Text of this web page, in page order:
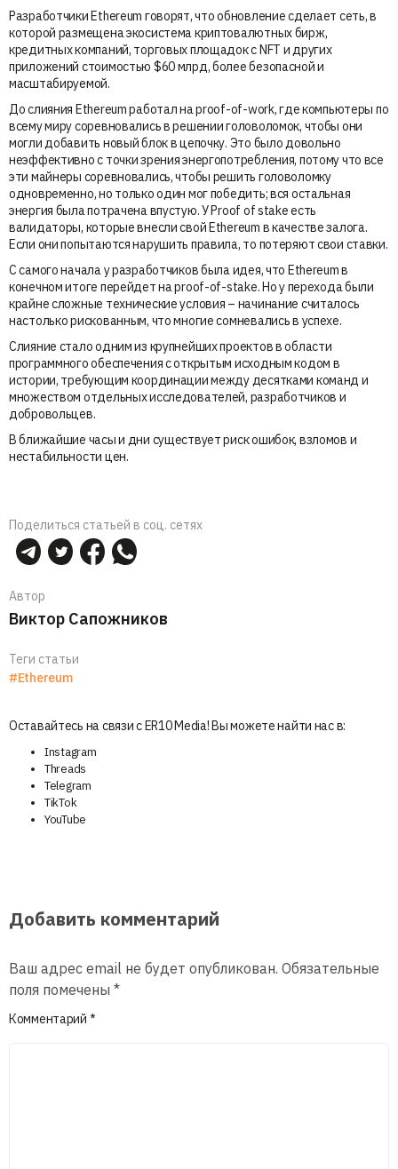
Разработчики Ethereum говорят, что обновление сделает сеть, в
которой размещена экосистема криптовалютных бирж,
кредитных компаний, торговых площадок с NFT и других
приложений стоимостью $60 млрд, более безопасной и
масштабируемой.
До слияния Ethereum работал на proof-of-work, где компьютеры по
всему миру соревновались в решении головоломок, чтобы они
могли добавить новый блок в цепочку. Это было довольно
неэффективно с точки зрения энергопотребления, потому что все
эти майнеры соревновались, чтобы решить головоломку
одновременно, но только один мог победить; вся остальная
энергия была потрачена впустую. У Proof of stake есть
валидаторы, которые внесли свой Ethereum в качестве залога.
Если они попытаются нарушить правила, то потеряют свои ставки.
С самого начала у разработчиков была идея, что Ethereum в
конечном итоге перейдет на proof-of-stake. Но у перехода были
крайне сложные технические условия – начинание считалось
настолько рискованным, что многие сомневались в успехе.
Слияние стало одним из крупнейших проектов в области
программного обеспечения с открытым исходным кодом в
истории, требующим координации между десятками команд и
множеством отдельных исследователей, разработчиков и
добровольцев.
В ближайшие часы и дни существует риск ошибок, взломов и
нестабильности цен.
Поделиться статьей в соц. сетях
Автор
Виктор Сапожников
Теги статьи
#Ethereum
Оставайтесь на связи с ER10 Media! Вы можете найти нас в:
Instagram
Threads
Telegram
TikTok
YouTube
Добавить комментарий
Ваш адрес email не будет опубликован. Обязательные
поля помечены *
Комментарий *